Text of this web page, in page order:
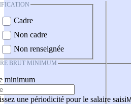
Cadre
Non cadre
Non renseignée
BRUT MINIMUM
minimum
une périodicité pour le salaire saisi